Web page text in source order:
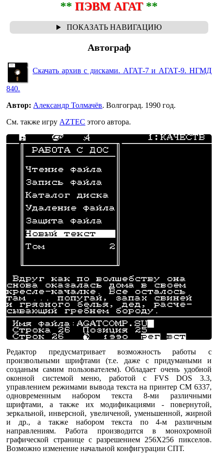
** ПЭВМ АГАТ**
Автограф
Скачать архив с дисками. АГАТ-7 и АГАТ-9. НГМД
840.
Автор: Александр Толмачёв. Волгоград. 1990 год.
См. также игру AZTEC этого автора.
Редактор предусматривает возможность работы с
произвольными шрифтами (т.е. даже с придумаными и
созданым самим пользователем). Обладает очень удобной
оконной системой меню, работой с FVS DOS 3.3,
управлением режимами вывода текста на принтер СМ 6337,
одновременным набором текста 8-ми различными
шрифтами, а также их модификациями - повернутой,
зеркальной, инверсной, увеличеной, уменьшенной, жирной
и др., а также набором текста по 4-м различным
направлениям. Работа производится в монохромной
графической странице с разрешением 256Х256 пикселов.
Возможно изменение начальной конфигурации СПТ.